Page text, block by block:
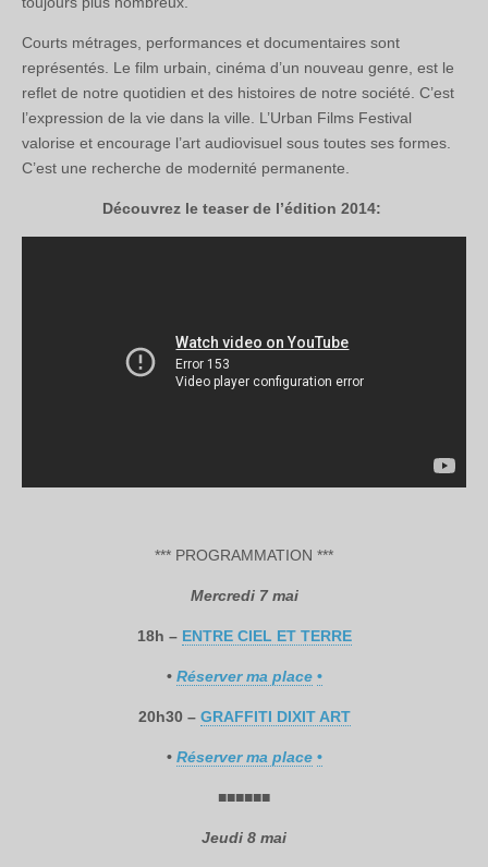
Courts métrages, performances et documentaires sont
représentés. Le film urbain, cinéma d’un nouveau genre, est le
reflet de notre quotidien et des histoires de notre société. C’est
l’expression de la vie dans la ville. L’Urban Films Festival
valorise et encourage l’art audiovisuel sous toutes ses formes.
C’est une recherche de modernité permanente.
Découvrez le teaser de l’édition 2014:
*** PROGRAMMATION ***
Mercredi 7 mai
18h – ENTRE CIEL ET TERRE
• Réserver ma place •
20h30 – GRAFFITI DIXIT ART
• Réserver ma place •
■■■■■■
Jeudi 8 mai